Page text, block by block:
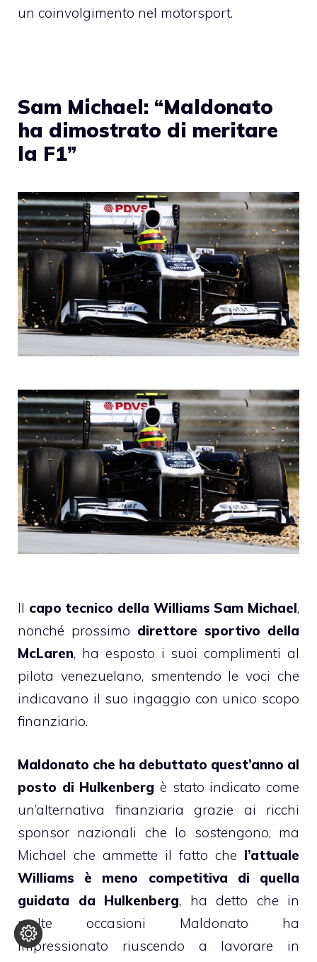
un coinvolgimento nel motorsport.
Sam Michael: “Maldonato
ha dimostrato di meritare
la F1”
Il capo tecnico della Williams Sam Michael,
nonché prossimo direttore sportivo della
McLaren, ha esposto i suoi complimenti al
pilota venezuelano, smentendo le voci che
indicavano il suo ingaggio con unico scopo
finanziario.
Maldonato che ha debuttato quest’anno al
posto di Hulkenberg è stato indicato come
un’alternativa finanziaria grazie ai ricchi
sponsor nazionali che lo sostengono, ma
Michael che ammette il fatto che l’attuale
Williams è meno competitiva di quella
guidata da Hulkenberg, ha detto che in
molte occasioni Maldonato ha
impressionato riuscendo a lavorare in